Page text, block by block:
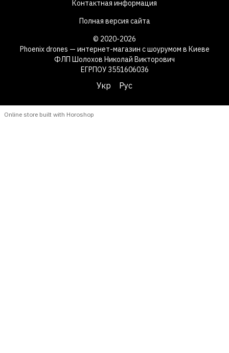
Контактная информация
Полная версия сайта
© 2020-2026
Phoenix drones — интернет-магазин с шоурумом в Киеве
ФЛП Шолохов Николай Викторович
ЕГРПОУ 3551606036
Укр Рус
Online store built with Horoshop